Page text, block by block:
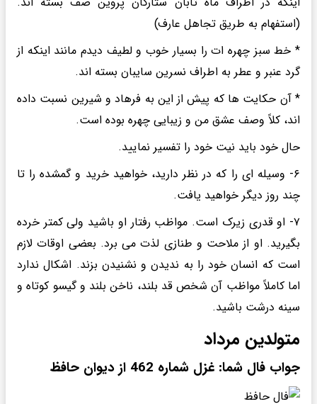
(استفهام به طریق تجاهل عارف)
* خط سبز چهره ات را بسیار خوب و لطیف دیدم مانند اینکه از
گرد عنبر و عطر به اطراف نسرین سایبان بسته اند.
* آن حکایت ها که پیش از این به فرهاد و شیرین نسبت داده
اند، کلاً وصف عشق من و زیبایی چهره بوده است.
حال خود باید نیت خود را تفسیر نمایید.
۶- وسیله ای را که در نظر دارید، خواهید خرید و گمشده را تا
چند روز دیگر خواهید یافت.
۷- او قدری زیرک است. مواظب رفتار او باشید ولی کمتر خرده
بگیرید. او از ملاحت و طنازی لذت می برد. بعضی اوقات لازم
است که انسان خود را به ندیدن و نشنیدن بزند. اشکال ندارد
اما کاملاً مواظب آن شخص قد بلند، ناخن بلند و گیسو کوتاه و
سینه درشت باشید.
متولدین مرداد
جواب فال شما: غزل شماره 462 از دیوان حافظ